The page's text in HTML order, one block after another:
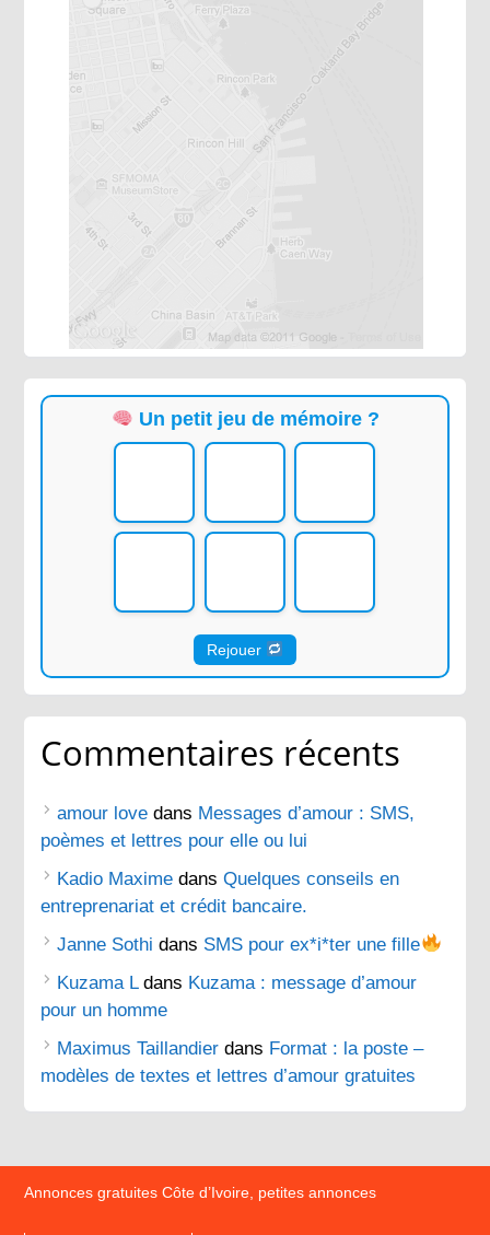
Un petit jeu de mémoire ?
Rejouer
Commentaires récents
amour love dans Messages d’amour : SMS,
poèmes et lettres pour elle ou lui
Kadio Maxime dansQuelques conseils en
entreprenariat et crédit bancaire.
Janne Sothi dans SMS pour ex*i*ter une fille
Kuzama Ldans Kuzama : message d’amour
pour un homme
Maximus Taillandier dans Format : la poste –
modèles de textes et lettres d’amour gratuites
Annonces gratuites Côte d’Ivoire, petites annonces